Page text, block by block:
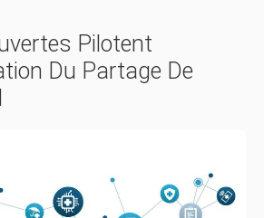
Pilotent
Du Partage De